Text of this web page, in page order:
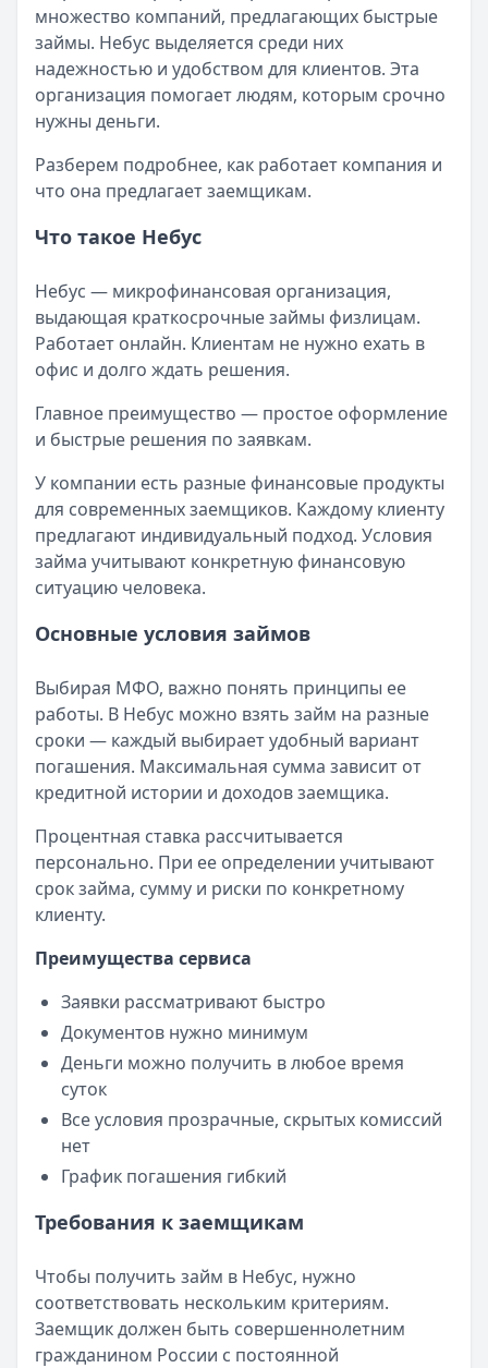
Категория:МФО
Читать новость
Срочный микрозайм 15 000 ₽ на карту: свежая
Кратко:Нужны 15 000 рублей на карту прямо сегодня?
Опубликовано:5 декабря 2025 г.
Читать новость
Рекордный рост доли клиентов МФО с iPhone: что
Кратко:В III квартале 2025 года владельцы iPhone
5 декабря 2025 г.
Категория:
Читать новость
57 сервисов микрозаймов через Госуслуги: где
Кратко:
Авторизация через Госуслуги ускоряет
Опубликовано:
23 ноября 2025 г.
Категория:МФО
Читать новость
Кратко:Пришло СМС об одобрении займа от Bigmani
Опубликовано:23 ноября 2025 г.
Категория:МФО
Читать новость
Все новости
множество компаний, предлагающих быстрые
займы. Небус выделяется среди них
надежностью и удобством для клиентов. Эта
организация помогает людям, которым срочно
нужны деньги.
Разберем подробнее, как работает компания и
что она предлагает заемщикам.
Что такое Небус
Небус — микрофинансовая организация,
выдающая краткосрочные займы физлицам.
Работает онлайн. Клиентам не нужно ехать в
офис и долго ждать решения.
Главное преимущество — простое оформление
и быстрые решения по заявкам.
У компании есть разные финансовые продукты
для современных заемщиков. Каждому клиенту
предлагают индивидуальный подход. Условия
займа учитывают конкретную финансовую
ситуацию человека.
Основные условия займов
Выбирая МФО, важно понять принципы ее
работы. В Небус можно взять займ на разные
сроки — каждый выбирает удобный вариант
погашения. Максимальная сумма зависит от
кредитной истории и доходов заемщика.
Процентная ставка рассчитывается
персонально. При ее определении учитывают
срок займа, сумму и риски по конкретному
клиенту.
Преимущества сервиса
Заявки рассматривают быстро
Документов нужно минимум
Деньги можно получить в любое время
суток
Все условия прозрачные, скрытых комиссий
нет
График погашения гибкий
Требования к заемщикам
Чтобы получить займ в Небус, нужно
соответствовать нескольким критериям.
Заемщик должен быть совершеннолетним
гражданином России с постоянной